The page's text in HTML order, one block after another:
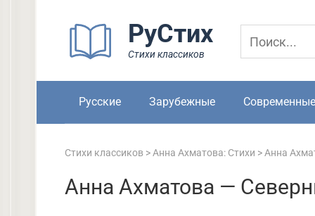
РуСтих
Стихи классиков
Русские Зарубежные Современные
Стихи классиков >Анна Ахматова: Стихи >Анна
Анна Ахматова —